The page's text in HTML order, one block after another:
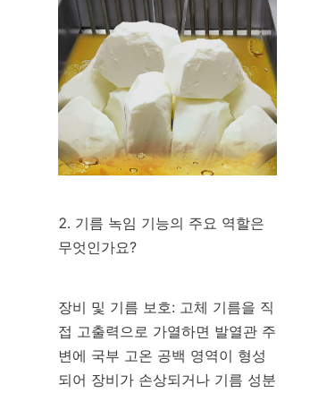
2. 기름 녹임 기능의 주요 역할은
무엇인가요?
장비 및 기름 보호: 고체 기름을 직
접 고출력으로 가열하면 발열관 주
변에 국부 고온 공백 영역이 형성
되어 장비가 손상되거나 기름 성분